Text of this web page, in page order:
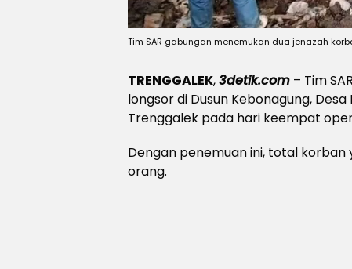
Tim SAR gabungan menemukan dua jenazah
TRENGGALEK,3detik.com – Tim
longsor di Dusun Kebonagung,
Trenggalek pada hari keempat
Dengan penemuan ini, total
orang.